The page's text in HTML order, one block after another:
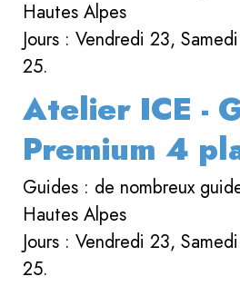
Hautes Alpes
Jours : Vendredi 23,
25.
Atelier ICE -
Premium 4
Guides : de nombreux
Hautes Alpes
Jours : Vendredi 23,
25.